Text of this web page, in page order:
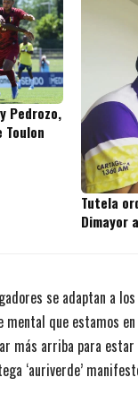
Pedrozo,
Toulon
Tutela
Dimayor
se adaptan a
que estamos
más arriba para
‘auriverde’